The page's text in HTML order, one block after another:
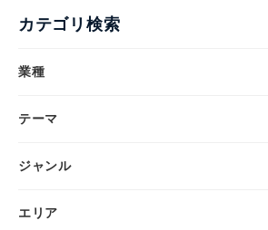
カテゴリ検索
業種
テーマ
ジャンル
エリア